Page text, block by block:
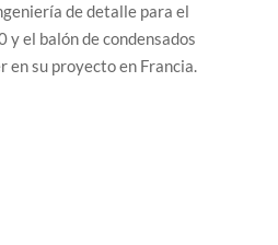
de detalle para el
y el balón de condensados
en su proyecto en Francia.